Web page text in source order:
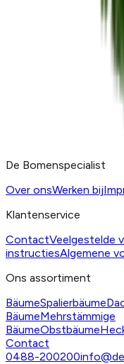
De Bomenspecialist
Over onsWerken bij
Klantenservice
ContactVeelgestelde
instructiesAlgemene
Ons assortiment
BäumeSpalierbäume
BäumeMehrstämmige
BäumeObstbäume
Contact
0488-200200